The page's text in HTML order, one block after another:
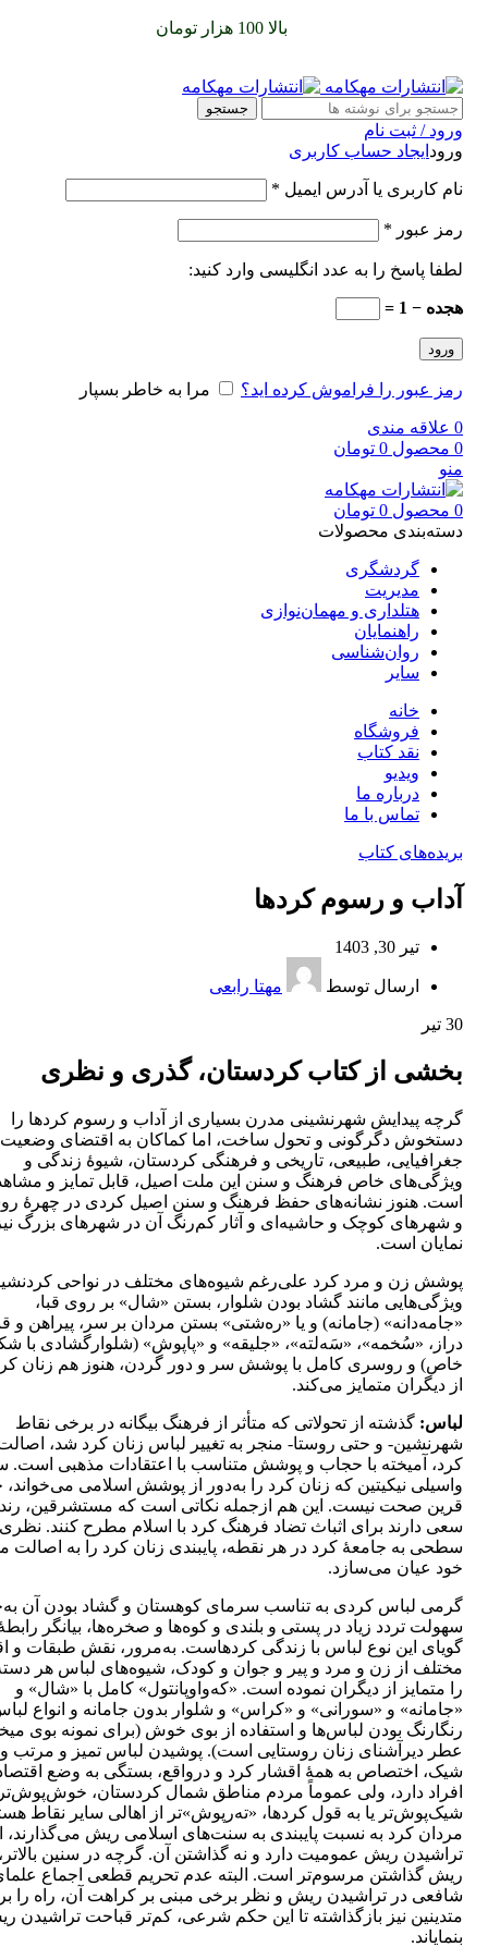
بالا 100 هزار تومان
جستجو
ورود / ثبت نام
ورود ایجاد حساب کاربری
نام کاربری یا آدرس ایمیل *
رمز عبور *
لطفا پاسخ را به عدد انگلیسی وارد کنید:
هجده − 1 =
ورود
رمز عبور را فراموش کرده اید؟ مرا به خاطر بسپار
0 علاقه مندی
0 محصول 0 تومان
منو
0 محصول 0 تومان
دسته‌بندی محصولات
گردشگری
مدیریت
هتلداری و مهمان‌نوازی
راهنمایان
روان‌شناسی
سایر
خانه
فروشگاه
نقد کتاب
ویدیو
درباره‌ ما
تماس با ما
بریده‌های کتاب
آداب و رسوم کردها
تیر 30, 1403
ارسال توسط مهتا رابعی
30 تیر
بخشی از کتاب کردستان، گذری و نظری
گرچه پیدایش شهرنشینی مدرن بسیاری از آداب و رسوم کردها را
دستخوش دگرگونی و تحول ساخت، اما کماکان به اقتضای وضعیت
جغرافیایی، طبیعی، تاریخی و فرهنگی کردستان، شیوۀ زندگی و
ویژگی‌های خاص فرهنگ و سنن این ملت اصیل، قابل تمایز و
است. هنوز نشانه‌های حفظ فرهنگ و سنن اصیل کردی در چهرۀ
و شهرهای کوچک و حاشیه‌ای و آثار کم‌رنگ آن در شهرهای بزرگ
نمایان است.
پوشش زن و مرد کرد علی‌رغم شیوه‌های مختلف در نواحی
ویژگی‌هایی مانند گشاد بودن شلوار، بستن «شال» بر روی قبا،
«جامه‌دانه» (جامانه) و یا «ره‌شتی» بستن مردان بر سر، پیراهن و
دراز، «سُخمه»، «سَه‌‌لته»، «جلیقه» و «پاپوش» (شلوارگشادی با
خاص) و روسری کامل با پوشش سر و دور گردن، هنوز هم زنان
از دیگران متمایز می‌کند.
لباس: گذشته از تحولاتی که متأثر از فرهنگ بیگانه در برخی نقاط
شهرنشین- و حتی روستا- منجر به تغییر لباس زنان کرد شد،
کرد، آمیخته با حجاب و پوشش متناسب با اعتقادات مذهبی
واسیلی نیکیتین که زنان کرد را به‌دور از پوشش اسلامی می‌خواند،
قرین صحت نیست. این هم ازجمله نکاتی است که مستشرقین،
سعی دارند برای اثباث تضاد فرهنگ کرد با اسلام مطرح کنند.
سطحی به جامعۀ کرد در هر نقطه، پایبندی زنان کرد را به اصالت
خود عیان می‌سازد.
گرمی لباس کردی به تناسب سرمای کوهستان و گشاد بودن آن
سهولت تردد زیاد در پستی و بلندی و کوه‌ها و صخره‌ها، بیانگر
گویای این نوع لباس با زندگی کردهاست. به‌مرور، نقش طبقات و
مختلف از زن و مرد و پیر و جوان و کودک، شیوه‌های لباس هر
را متمایز از دیگران نموده است. «که‌واوپانتول» کامل با «شال» و
«جامانه» و «سورانی» و «کراس» و شلوار بدون جامانه و انواع
رنگارنگ بودن لباس‌ها و استفاده از بوی خوش (برای نمونه بوی
عطر دیرآشنای زنان روستایی است). پوشیدن لباس تمیز و مرتب و
شیک، اختصاص به همۀ اقشار کرد و درواقع، بستگی به وضع
افراد دارد، ولی عموماً مردم مناطق شمال کردستان،
شیک‌پوش‌‌تر یا به قول کردها، «ته‌رپوش»‌تر از اهالی سایر نقاط
مردان کرد به نسبت پایبندی به سنت‌های اسلامی ریش می‌گذارند،
تراشیدن ریش عمومیت دارد و نه گذاشتن آن. گرچه در سنین
ریش گذاشتن مرسوم‌تر است. البته عدم تحریم قطعی اجماع
شافعی در تراشیدن ریش و نظر برخی مبنی بر کراهت آن، راه را
متدینین نیز بازگذاشته تا این حکم شرعی، کم‌تر قباحت تراشیدن
بنمایاند.